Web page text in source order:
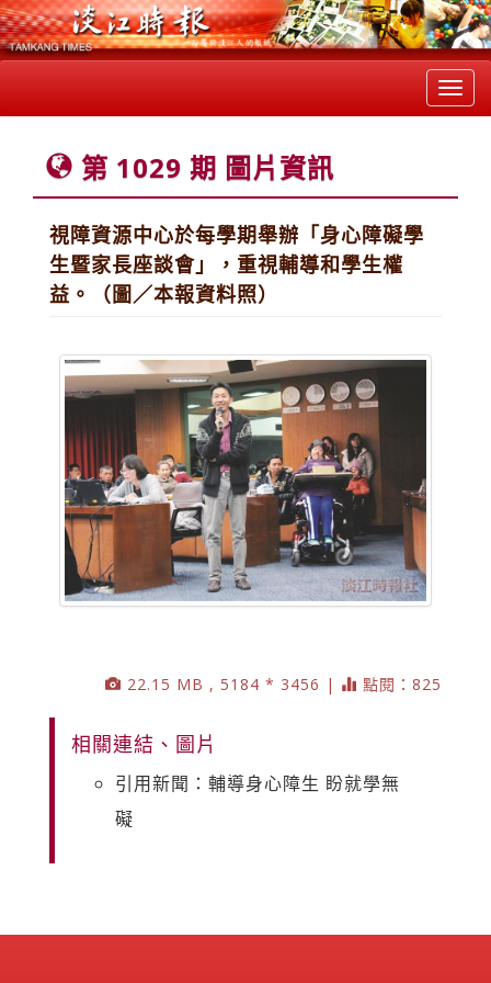
第 1029 期 圖片資訊
視障資源中心於每學期舉辦「身心障礙學
生暨家長座談會」，重視輔導和學生權
益。（圖／本報資料照）
22.15 MB , 5184 * 3456 | 點閱：825
相關連結、圖片
引用新聞：輔導身心障生 盼就學無
礙